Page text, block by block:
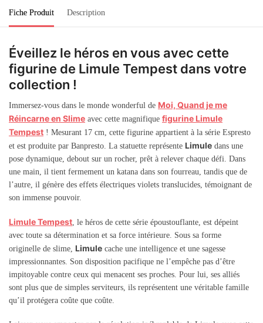
Fiche Produit Description
Éveillez le héros en vous avec cette
figurine de Limule Tempest dans votre
collection !
Immersez-vous dans le monde wonderful de Moi, Quand je me
Réincarne en Slime avec cette magnifique figurine Limule
Tempest ! Mesurant 17 cm, cette figurine appartient à la série Espresto
et est produite par Banpresto. La statuette représente Limule dans une
pose dynamique, debout sur un rocher, prêt à relever chaque défi. Dans
une main, il tient fermement un katana dans son fourreau, tandis que de
l’autre, il génère des effets électriques violets translucides, témoignant de
son immense pouvoir.
Limule Tempest, le héros de cette série époustouflante, est dépeint
avec toute sa détermination et sa force intérieure. Sous sa forme
originelle de slime, Limule cache une intelligence et une sagesse
impressionnantes. Son disposition pacifique ne l’empêche pas d’être
impitoyable contre ceux qui menacent ses proches. Pour lui, ses alliés
sont plus que de simples serviteurs, ils représentent une véritable famille
qu’il protégera coûte que coûte.